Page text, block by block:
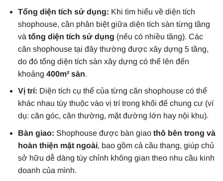
Tổng diện tích sử dụng: Khi tìm hiểu về diện tích
shophouse, cần phân biệt giữa diện tích sàn từng tầng
và tổng diện tích sử dụng (nếu có nhiều tầng). Các
căn shophouse tại đây thường được xây dựng 5 tầng,
do đó tổng diện tích sàn xây dựng có thể lên đến
khoảng 400m² sàn.
Vị trí: Diện tích cụ thể của từng căn shophouse có thể
khác nhau tùy thuộc vào vị trí trong khối đế chung cư (ví
dụ: căn góc, căn thường, mặt đường lớn hay nội khu).
Bàn giao: Shophouse được bàn giao thô bên trong và
hoàn thiện mặt ngoài, bao gồm cả cầu thang, giúp chủ
sở hữu dễ dàng tùy chỉnh không gian theo nhu cầu kinh
doanh của mình.